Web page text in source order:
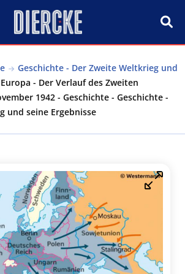
Geschichte - Der Zweite Weltkrieg und
Europa - Der Verlauf des Zweiten
1942 - Geschichte - Geschichte -
und seine Ergebnisse